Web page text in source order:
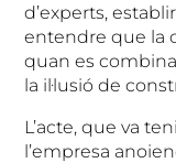
d’experts,
entendre que la
quan es
la il·lusió de
L’acte, que va
l’empresa